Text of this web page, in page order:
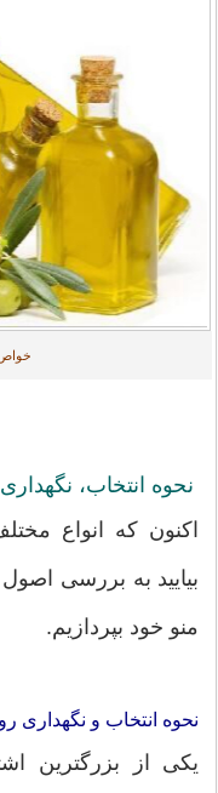
نحوه انتخاب،
اکنون که انواع
بیایید به بررسی
منو خود بپردازیم.
نحوه انتخاب و نگهداری
یکی از بزرگترین